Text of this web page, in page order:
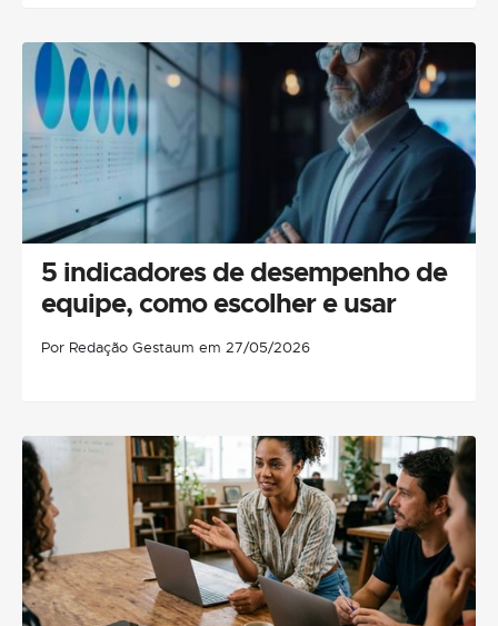
5 indicadores de desempenho de
equipe, como escolher e usar
Por Redação Gestaum em 27/05/2026